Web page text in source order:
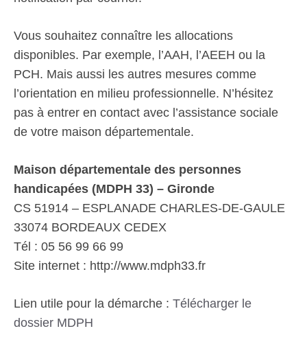
Vous souhaitez connaître les allocations
disponibles. Par exemple, l’AAH, l’AEEH ou la
PCH. Mais aussi les autres mesures comme
l’orientation en milieu professionnelle. N’hésitez
pas à entrer en contact avec l’assistance sociale
de votre maison départementale.
Maison départementale des personnes
handicapées (MDPH 33) – Gironde
CS 51914 – ESPLANADE CHARLES-DE-GAULE
33074 BORDEAUX CEDEX
Tél : 05 56 99 66 99
Site internet : http://www.mdph33.fr
Lien utile pour la démarche : Télécharger le
dossier MDPH